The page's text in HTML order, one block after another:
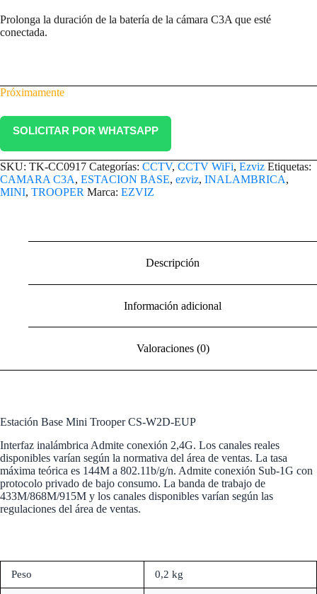
Prolonga la duración de la batería de la cámara C3A que esté
conectada.
Próximamente
SOLICITAR POR WHATSAPP
SKU: TK-CC0917 Categorías: CCTV, CCTV WiFi, Ezviz Etiquetas:
CAMARA C3A, ESTACION BASE, ezviz, INALAMBRICA,
MINI, TROOPER Marca: EZVIZ
Descripción
Información adicional
Valoraciones (0)
Estación Base Mini Trooper CS-W2D-EUP
Interfaz inalámbrica Admite conexión 2,4G. Los canales reales
disponibles varían según la normativa del área de ventas. La tasa
máxima teórica es 144M a 802.11b/g/n. Admite conexión Sub-1G con
protocolo privado de bajo consumo. La banda de trabajo de
433M/868M/915M y los canales disponibles varían según las
regulaciones del área de ventas.
Peso 0,2 kg